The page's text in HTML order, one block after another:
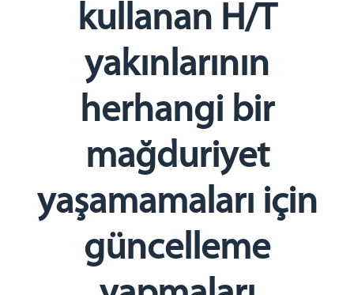
kullanan H/T
yakınlarının
herhangi bir
mağduriyet
yaşamamaları için
güncelleme